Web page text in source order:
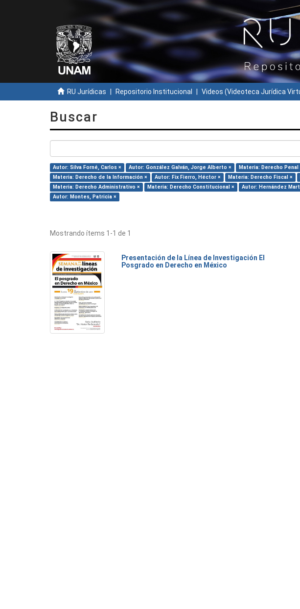
RU Jurídicas Repositorio Institucional Videos (Videoteca Jurídica
Buscar
Autor: Silva Forné, Carlos × Autor: González Galván, Jorge Alberto × Materia: Derecho Penal
Materia: Derecho de la Información ×
Autor: Fix Fierro, Héctor × Materia: Derecho Fiscal ×
Materia: Derecho Administrativo ×
Materia: Derecho Constitucional × Autor: Hernández
Autor: Montes, Patricia ×
Mostrando ítems 1-1 de 1
Presentación de la Línea de Investigación El
Posgrado en Derecho en México